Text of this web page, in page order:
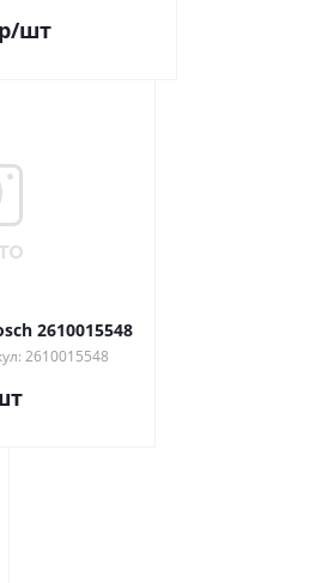
р/шт
2610015548
2610015548